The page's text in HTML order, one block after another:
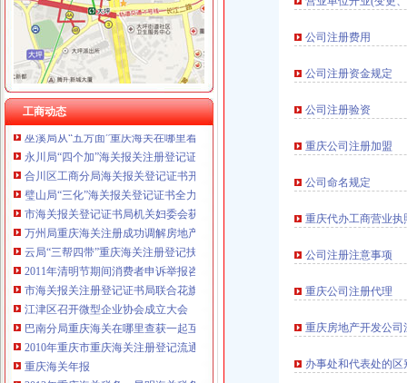
工商动态
市重庆海关注册登记工商局与市外经贸委建立外资登记审批合作机制
工商干校微型企业创业培训2011年第一期培训班顺利开班
云诞生家村镇银行
全市工商系统“六个必查”重庆海关注册登记筑牢食品安全监管防线
铜梁局重庆海关注册登记开拓微型企业发展新思路
全市重庆海关在哪里安全生产大排查大整大执法专项行动圆满完成
巫溪局从“五方面”重庆海关在哪里着力加纪检监察工作
永川局“四个加”海关报关注册登记证书化两节食品市场监管有实效
合川区工商分局海关报关登记证书开展食品批发经营户专项整行动
璧山局“三化”海关报关登记证书全力营造食品安全健康消费环境
市海关报关登记证书局机关妇委会获市级机关妇委会考评等
万州局重庆海关注册成功调解房地产居间合同纠纷为消费者挽回1.9万元损失
云局“三帮四带”重庆海关注册登记扶持微型企业做大盘
2011年清明节期间消费者申诉举报咨询处理况综述
市海关报关注册登记证书局联合花旗银行召开政银企融资对接会 助推重庆经济
江津区召开微型企业协会成立大会
巴南分局重庆海关在哪里查获一起互联网销售冒名表案
2010年重庆市重庆海关注册登记流通领域插头插座质量监测况
重庆海关年报
2012年重庆海关税务、昆明海关税务报考条件？？-重庆公务员-
公司注册费用
公司注册资金规定
公司注册验资
重庆公司注册加盟
公司命名规定
重庆代办工商营业执
公司注册注意事项
重庆公司注册代理
重庆房地产开发公司
办事处和代表处的区